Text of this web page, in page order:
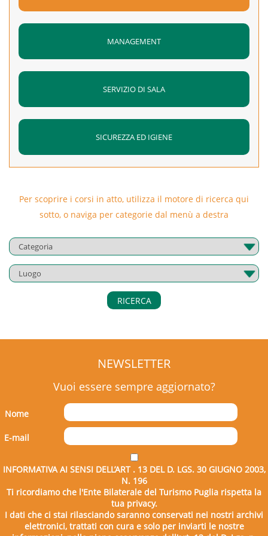
concessione
– Descrizione di azioni in evoluzione
– Espressione dell’anteriorità nel futuro e nel passato
competenze di lettura, ascolto e comprensione della lingua.
Superamento:
che verifica l’apprendimento con esercitazioni simili a
quelle trovate nel corso riguardanti l’intero contenuto
suddiviso per i moduli fruiti
Durata:36 ore
Calendario:14/03/2018 – 16/03/2018 – 19/03/2018 –
29/03/2018 – 30/03/2018
MANAGEMENT
SERVIZIO DI SALA
SICUREZZA ED IGIENE
Per scoprire i corsi in atto, utilizza il motore di ricerca qui
sotto, o naviga per categorie dal menù a destra
RICERCA
NEWSLETTER
Vuoi essere sempre aggiornato?
Nome
E-mail
INFORMATIVA AI SENSI DELL’ART . 13 DEL D. LGS. 30 GIUGNO 2003,
N. 196
Ti ricordiamo che l'Ente Bilaterale del Turismo Puglia rispetta la
tua privacy.
I dati che ci stai rilasciando saranno conservati nei nostri archivi
elettronici, trattati con cura e solo per inviarti le nostre